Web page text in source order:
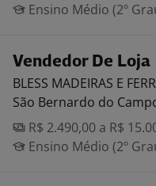
Ensino Médio (2º
Vendedor De Loja
BLESS MADEIRAS E
São Bernardo do
R$ 2.490,00 a R$
Ensino Médio (2º